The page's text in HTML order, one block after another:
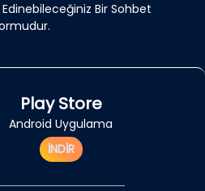
Bir Sohbet
Play Store
Android Uygulama
İNDİR